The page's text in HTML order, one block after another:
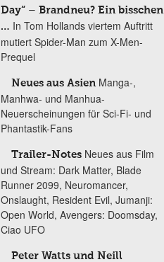
Day“ – Brandneu? Ein bisschen
… In Tom Hollands viertem Auftritt
mutiert Spider-Man zum X-Men-
Prequel
Neues aus Asien Manga-,
Manhwa- und Manhua-
Neuerscheinungen für Sci-Fi- und
Phantastik-Fans
Trailer-Notes Neues aus Film
und Stream: Dark Matter, Blade
Runner 2099, Neuromancer,
Onslaught, Resident Evil, Jumanji:
Open World, Avengers: Doomsday,
Ciao UFO
Peter Watts und Neill